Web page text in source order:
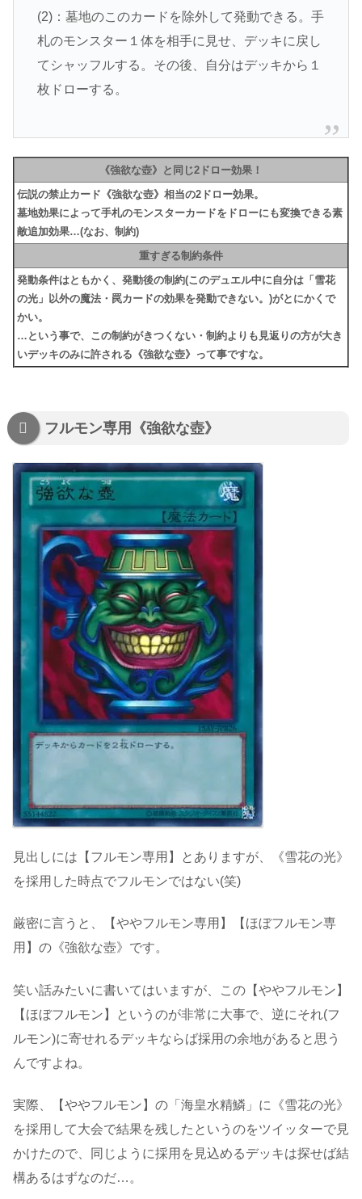
(2)：墓地のこのカードを除外して発動できる。手
札のモンスター１体を相手に見せ、デッキに戻し
てシャッフルする。その後、自分はデッキから１
枚ドローする。
《強欲な壺》と同じ2ドロー効果！
伝説の禁止カード《強欲な壺》相当の2ドロー効果。
墓地効果によって手札のモンスターカードをドローにも変換できる素
敵追加効果…(なお、制約)
重すぎる制約条件
発動条件はともかく、発動後の制約(このデュエル中に自分は「雪花
の光」以外の魔法・罠カードの効果を発動できない。)がとにかくで
かい。
…という事で、この制約がきつくない・制約よりも見返りの方が大き
いデッキのみに許される《強欲な壺》って事ですな。
フルモン専用《強欲な壺》
見出しには【フルモン専用】とありますが、《雪花の光》
を採用した時点でフルモンではない(笑)
厳密に言うと、【ややフルモン専用】【ほぼフルモン専
用】の《強欲な壺》です。
笑い話みたいに書いてはいますが、この【ややフルモン】
【ほぼフルモン】というのが非常に大事で、逆にそれ(フ
ルモン)に寄せれるデッキならば採用の余地があると思う
んですよね。
実際、【ややフルモン】の「海皇水精鱗」に《雪花の光》
を採用して大会で結果を残したというのをツイッターで見
かけたので、同じように採用を見込めるデッキは探せば結
構あるはずなのだ…。